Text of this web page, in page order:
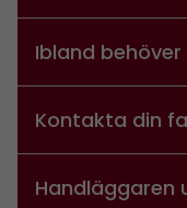
Ibland
Kontakta din
Handläggaren